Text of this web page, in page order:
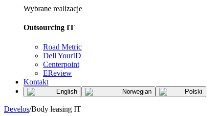
Wybrane realizacje
Outsourcing IT
Road Metric
Dell YourID
Centerpoint
EReview
Kontakt
English Norwegian Polski
Develos/Body leasing IT